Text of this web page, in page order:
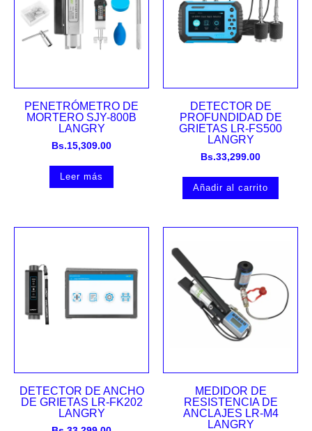
PENETRÓMETRO DE
MORTERO SJY-800B
LANGRY
Bs.15,309.00
Leer más
DETECTOR DE
PROFUNDIDAD DE
GRIETAS LR-FS500
LANGRY
Bs.33,299.00
Añadir al carrito
DETECTOR DE ANCHO
DE GRIETAS LR-FK202
LANGRY
MEDIDOR DE
RESISTENCIA DE
ANCLAJES LR-M4
LANGRY